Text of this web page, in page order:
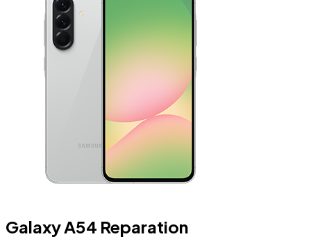
Galaxy A54 Reparation